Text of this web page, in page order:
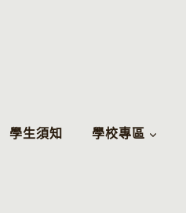
學生須知 學校專區